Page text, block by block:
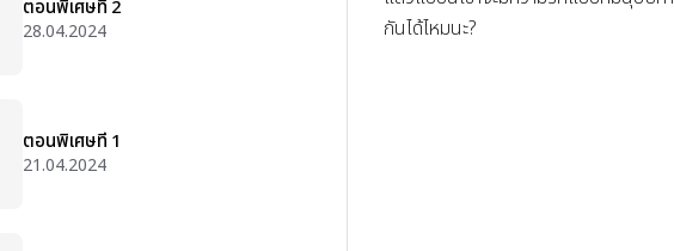
ตอนพิเศษที่ 2
28.04.2024
ตอนพิเศษที่ 1
21.04.2024
กันได้ไหมนะ?